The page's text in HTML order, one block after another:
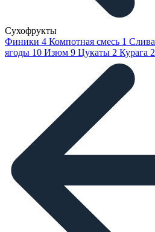
Сухофрукты
Финики 4 Компотная смесь 1 Слива
ягоды 10 Изюм 9 Цукаты 2 Курага 2